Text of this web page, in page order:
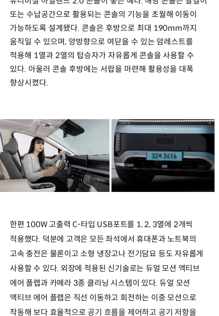
또는 수납공간으로 활용되는 콘솔의 기능을 초월해 이동이
가능하도록 설계됐다. 콘솔은 후방으로 최대 190mm까지
움직일 수 있으며, 양방향으로 여닫을 수 있는 암레스트를
적용해 1열과 2열의 탑승자가 자유롭게 콘솔을 사용할 수
있다. 아울러 콘솔 후방에는 서랍을 마련해 활용성을 대폭
향상시켰다.
한편 100W 고출력 C-타입 USB포트를 1, 2, 3열에 2개씩
적용했다. 덕분에 고객은 모든 좌석에서 휴대폰과 노트북의
고속 충전은 물론이고 소형 냉장고나 전기담요 등도 자유롭게
사용할 수 있다. 외장에 적용된 신기술로는 듀얼 모션 액티브
에어 플랩과 카메라 3종 클리닝 시스템이 있다. 듀얼 모션
액티브 에어 플랩은 직선 이동하고 회전하는 이중 모션으로
작동해 보다 효율적으로 공기 흐름을 제어하고 공기 저항을